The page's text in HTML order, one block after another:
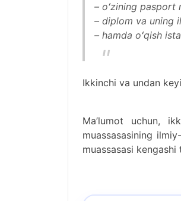
– oʻzining pasport
– diplom va uning
– hamda oʻqish
Ikkinchi va undan
Ma’lumot uchun,
muassasasining
muassasasi kengashi